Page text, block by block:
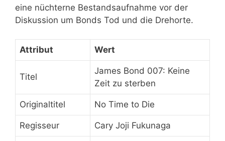
eine nüchterne Bestandsaufnahme vor der
Diskussion um Bonds Tod und die Drehorte.
Attribut Wert
Titel
James Bond 007: Keine
Zeit zu sterben
Originaltitel No Time to Die
Regisseur Cary Joji Fukunaga